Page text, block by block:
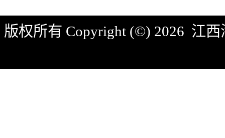
版权所有 Copyright (©) 2026 江西